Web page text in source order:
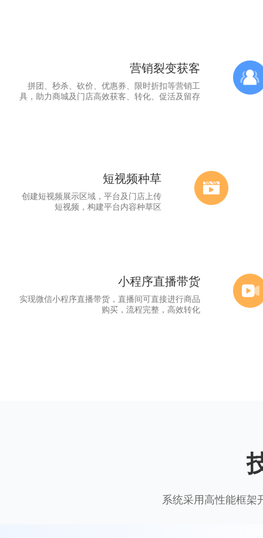
营销裂变获客
拼团、秒杀、砍价、优惠券、限时折扣等营销工
具，助力商城及门店高效获客、转化、促活及留存
短视频种草
创建短视频展示区域，平台及门店上传
短视频，构建平台内容种草区
小程序直播带货
实现微信小程序直播带货，直播间可直接进行商品
购买，流程完整，高效转化
系统采用高性能框架